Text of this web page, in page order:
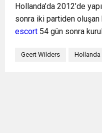
Hollanda’da 2012’de
sonra iki partiden
escort 54 gün sonra
Geert Wilders Hollanda